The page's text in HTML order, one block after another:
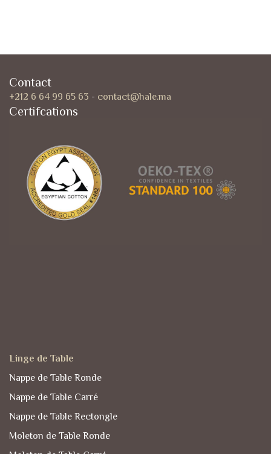
Contact
+212 6 64 99 65 63 - contact@hale.ma
Certifcations
Linge de Table
Nappe de Table Ronde
Nappe de Table Carré
Nappe de Table Rectongle
Moleton de Table Ronde